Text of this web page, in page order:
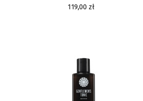
119,00 zł